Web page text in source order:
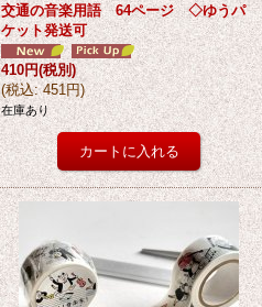
交通の音楽用語 64ページ ◇ゆうパ
ケット発送可
410円(税別)
(税込: 451円)
在庫あり